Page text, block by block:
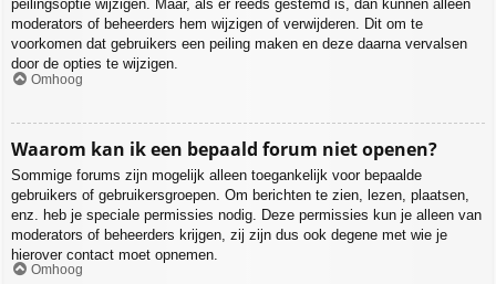
peilingsoptie wijzigen. Maar, als er reeds gestemd is, dan kunnen alleen
moderators of beheerders hem wijzigen of verwijderen. Dit om te
voorkomen dat gebruikers een peiling maken en deze daarna vervalsen
door de opties te wijzigen.
Omhoog
Waarom kan ik een bepaald forum niet openen?
Sommige forums zijn mogelijk alleen toegankelijk voor bepaalde
gebruikers of gebruikersgroepen. Om berichten te zien, lezen, plaatsen,
enz. heb je speciale permissies nodig. Deze permissies kun je alleen van
moderators of beheerders krijgen, zij zijn dus ook degene met wie je
hierover contact moet opnemen.
Omhoog